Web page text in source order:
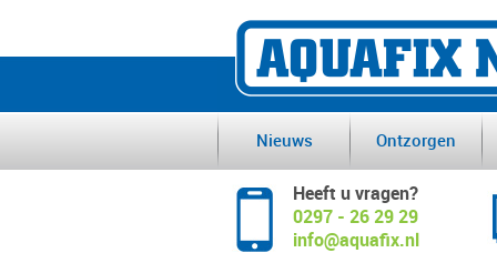
Nieuws Ontzorgen
Heeft u vragen?
0297 - 26 29 29
info@aquafix.nl